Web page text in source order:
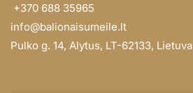
+370 688 35965
info@balionaisumeile.lt
Pulko g. 14, Alytus, LT-62133, Lietuva